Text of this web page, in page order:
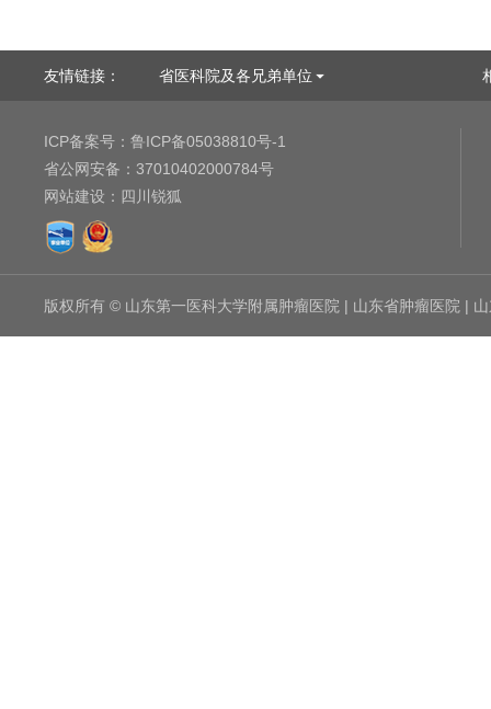
友情链接： 省医科院及各兄弟单位
ICP备案号： 鲁ICP备05038810号-1
省公网安备： 37010402000784号
网站建设 ： 四川锐狐
版权所有 © 山东第一医科大学附属肿瘤医院 | 山东省肿瘤医院 |